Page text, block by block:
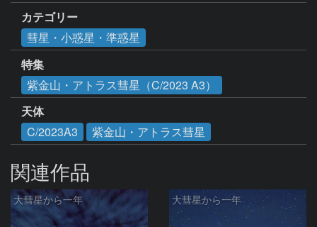
カテゴリー
彗星・小惑星・準惑星
特集
紫金山・アトラス彗星（C/2023 A3）
天体
C/2023A3
紫金山・アトラス彗星
関連作品
大彗星から一年 大彗星から一年